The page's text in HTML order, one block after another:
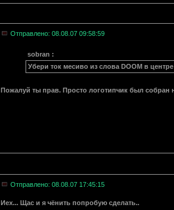
Отправлено: 08.08.07 09:58:59
sobran :
Убери ток месиво из слова DOOM в
Пожалуй ты прав. Просто логотипчик был собран
Отправлено: 08.08.07 17:45:15
Иех... Щас и я чёнить попробую сделать..